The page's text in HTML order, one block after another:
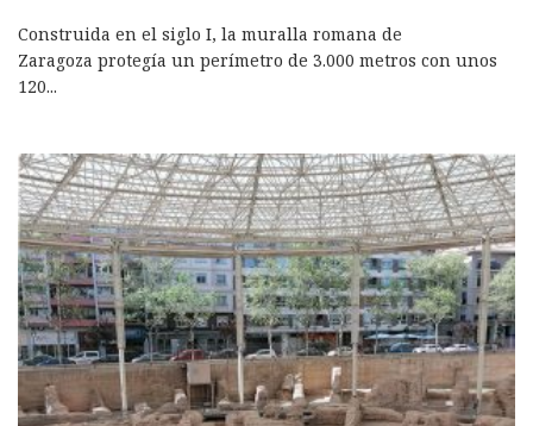
Construida en el siglo I, la muralla romana de
Zaragoza protegía un perímetro de 3.000 metros con unos
120...